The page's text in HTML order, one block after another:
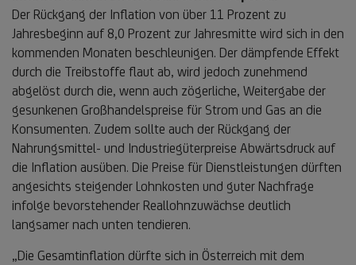
Der Rückgang der Inflation von über 11 Prozent zu
Jahresbeginn auf 8,0 Prozent zur Jahresmitte wird sich in den
kommenden Monaten beschleunigen. Der dämpfende Effekt
durch die Treibstoffe flaut ab, wird jedoch zunehmend
abgelöst durch die, wenn auch zögerliche, Weitergabe der
gesunkenen Großhandelspreise für Strom und Gas an die
Konsumenten. Zudem sollte auch der Rückgang der
Nahrungsmittel- und Industriegüterpreise Abwärtsdruck auf
die Inflation ausüben. Die Preise für Dienstleistungen dürften
angesichts steigender Lohnkosten und guter Nachfrage
infolge bevorstehender Reallohnzuwächse deutlich
langsamer nach unten tendieren.
„Die Gesamtinflation dürfte sich in Österreich mit dem